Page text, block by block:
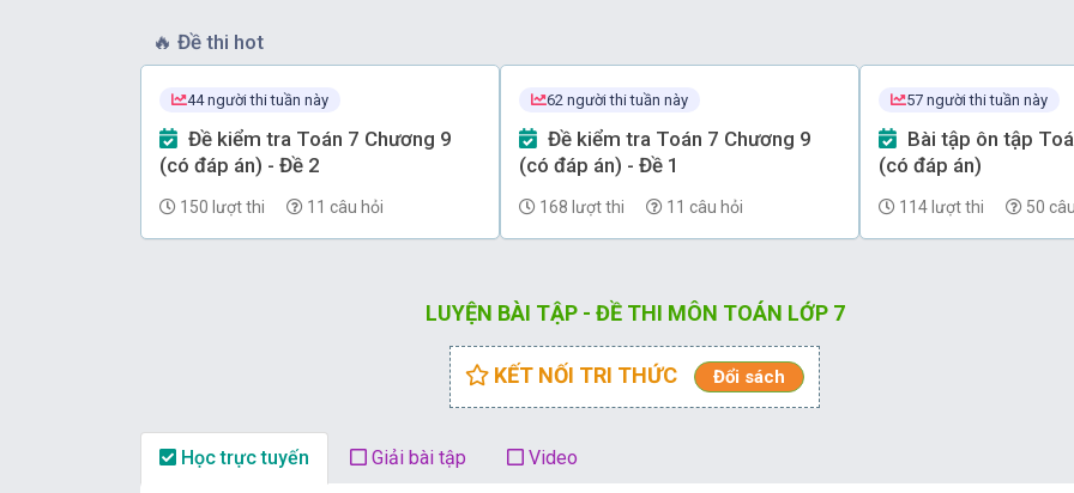
🔥 Đề thi hot
44 người thi tuần này
(có đáp án) - Đề 2
150 lượt thi 11 câu hỏi
62 người thi tuần này
(có đáp án) - Đề 1
168 lượt thi 11 câu hỏi
57 người thi tuần này
(có đáp án)
114 lượt thi 50
LUYỆN BÀI TẬP - ĐỀ THI MÔN TOÁN LỚP 7
KẾT NỐI TRI THỨC Đổi sách
Học trực tuyến Giải bài tập Video